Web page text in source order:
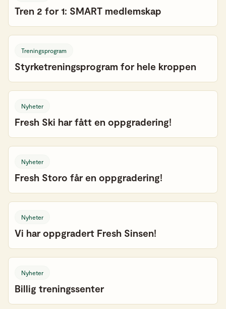
Tren 2 for 1: SMART medlemskap
Treningsprogram
Styrketreningsprogram for hele kroppen
Nyheter
Fresh Ski har fått en oppgradering!
Nyheter
Fresh Storo får en oppgradering!
Nyheter
Vi har oppgradert Fresh Sinsen!
Nyheter
Billig treningssenter